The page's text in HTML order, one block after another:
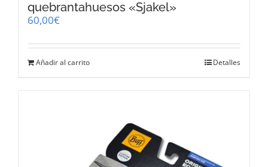
quebrantahuesos «Sjakel»
60,00€
Añadir al carrito Detalles